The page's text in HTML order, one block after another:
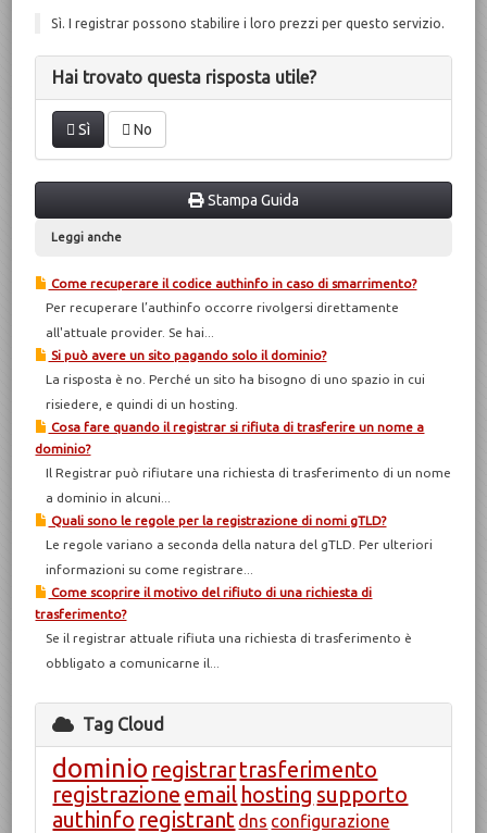
Sì. I registrar possono stabilire i loro prezzi per questo servizio.
Hai trovato questa risposta utile?
Sì No
Stampa Guida
Leggi anche
Come recuperare il codice authinfo in caso di smarrimento?
Per recuperare l’authinfo occorre rivolgersi direttamente
all'attuale provider. Se hai...
Si può avere un sito pagando solo il dominio?
La risposta è no. Perché un sito ha bisogno di uno spazio in cui
risiedere, e quindi di un hosting.
Cosa fare quando il registrar si rifiuta di trasferire un nome a
dominio?
Il Registrar può rifiutare una richiesta di trasferimento di un nome
a dominio in alcuni...
Quali sono le regole per la registrazione di nomi gTLD?
Le regole variano a seconda della natura del gTLD. Per ulteriori
informazioni su come registrare...
Come scoprire il motivo del rifiuto di una richiesta di
trasferimento?
Se il registrar attuale rifiuta una richiesta di trasferimento è
obbligato a comunicarne il...
Tag Cloud
dominio registrartrasferimento
registrazione email hosting supporto
authinfo registrant dns configurazione